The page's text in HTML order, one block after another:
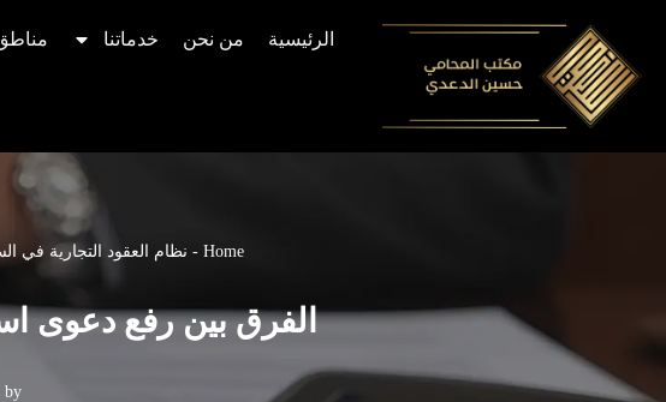
Skip
content
الرئيسية من نحن خدماتنا
Home
- نظام العقود التجارية في
الفرق بين رفع دعوى
by